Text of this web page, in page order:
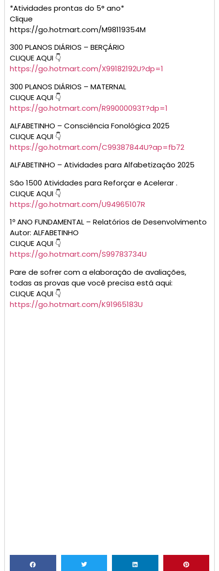
*Atividades prontas do 5° ano*
Clique
https://go.hotmart.com/M98119354M
300 PLANOS DIÁRIOS – BERÇÁRIO
CLIQUE AQUI 👇
https://go.hotmart.com/X99182192U?dp=1
300 PLANOS DIÁRIOS – MATERNAL
CLIQUE AQUI 👇
https://go.hotmart.com/R99000093T?dp=1
ALFABETINHO – Consciência Fonológica 2025
CLIQUE AQUI 👇
https://go.hotmart.com/C99387844U?ap=fb72
ALFABETINHO – Atividades para Alfabetização 2025
São 1500 Atividades para Reforçar e Acelerar .
CLIQUE AQUI 👇
https://go.hotmart.com/U94965107R
1º ANO FUNDAMENTAL – Relatórios de Desenvolvimento
Autor: ALFABETINHO
CLIQUE AQUI 👇
https://go.hotmart.com/S99783734U
Pare de sofrer com a elaboração de avaliações,
todas as provas que você precisa está aqui:
CLIQUE AQUI 👇
https://go.hotmart.com/K91965183U